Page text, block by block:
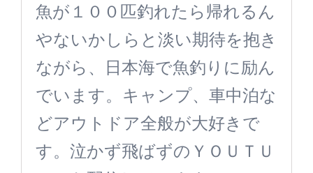
魚が１００匹釣れたら帰れるん
やないかしらと淡い期待を抱き
ながら、日本海で魚釣りに励ん
でいます。キャンプ、車中泊な
どアウトドア全般が大好きで
す。泣かず飛ばずのＹＯＵＴＵ